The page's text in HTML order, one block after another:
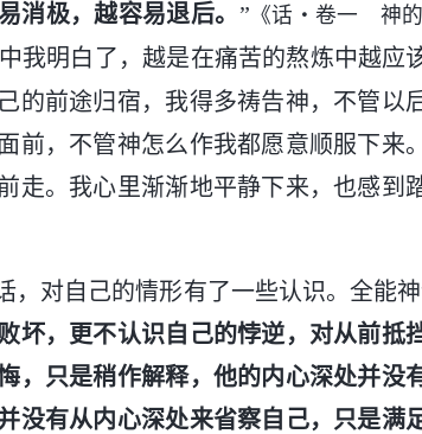
消极，越容易退后。 ” 《话・卷一 神
我明白了，越是在痛苦的熬炼中越应
的前途归宿，我得多祷告神，不管以
前，不管神怎么作我都愿意顺服下来
走。我心里渐渐地平静下来，也感到
，对自己的情形有了一些认识。全能
坏，更不认识自己的悖逆，对从前抵
，只是稍作解释，他的内心深处并没
没有从内心深处来省察自己，只是满